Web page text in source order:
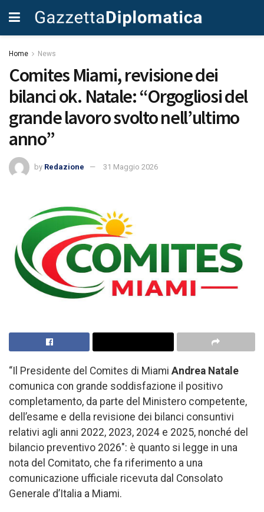
Home News
Comites Miami, revisione dei
bilanci ok. Natale: “Orgogliosi del
grande lavoro svolto nell’ultimo
anno”
by Redazione 31 Maggio 2026
“Il Presidente del Comites di Miami Andrea Natale
comunica con grande soddisfazione il positivo
completamento, da parte del Ministero competente,
dell’esame e della revisione dei bilanci consuntivi
relativi agli anni 2022, 2023, 2024 e 2025, nonché del
bilancio preventivo 2026″: è quanto si legge in una
nota del Comitato, che fa riferimento a una
comunicazione ufficiale ricevuta dal Consolato
Generale d’Italia a Miami.